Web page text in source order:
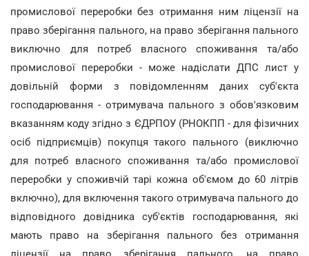
промислової переробки без отримання ним ліцензії на
право зберігання пального, на право зберігання пального
виключно для потреб власного споживання та/або
промислової переробки - може надіслати ДПС лист у
довільній форми з повідомленням даних суб'єкта
господарювання - отримувача пального з обов'язковим
вказанням коду згідно з ЄДРПОУ (РНОКПП - для фізичних
осіб підприємців) покупця такого пального (виключно
для потреб власного споживання та/або промислової
переробки у споживчій тарі кожна об'ємом до 60 літрів
включно), для включення такого отримувача пального до
відповідного довідника суб'єктів господарювання, які
мають право на зберігання пального без отримання